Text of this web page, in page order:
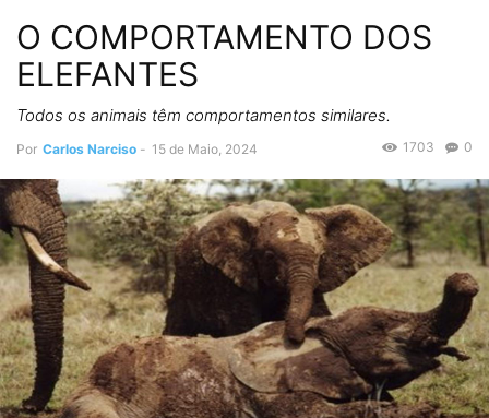
O COMPORTAMENTO DOS
ELEFANTES
Todos os animais têm comportamentos similares.
Por Carlos Narciso - 15 de Maio, 2024 0
1703